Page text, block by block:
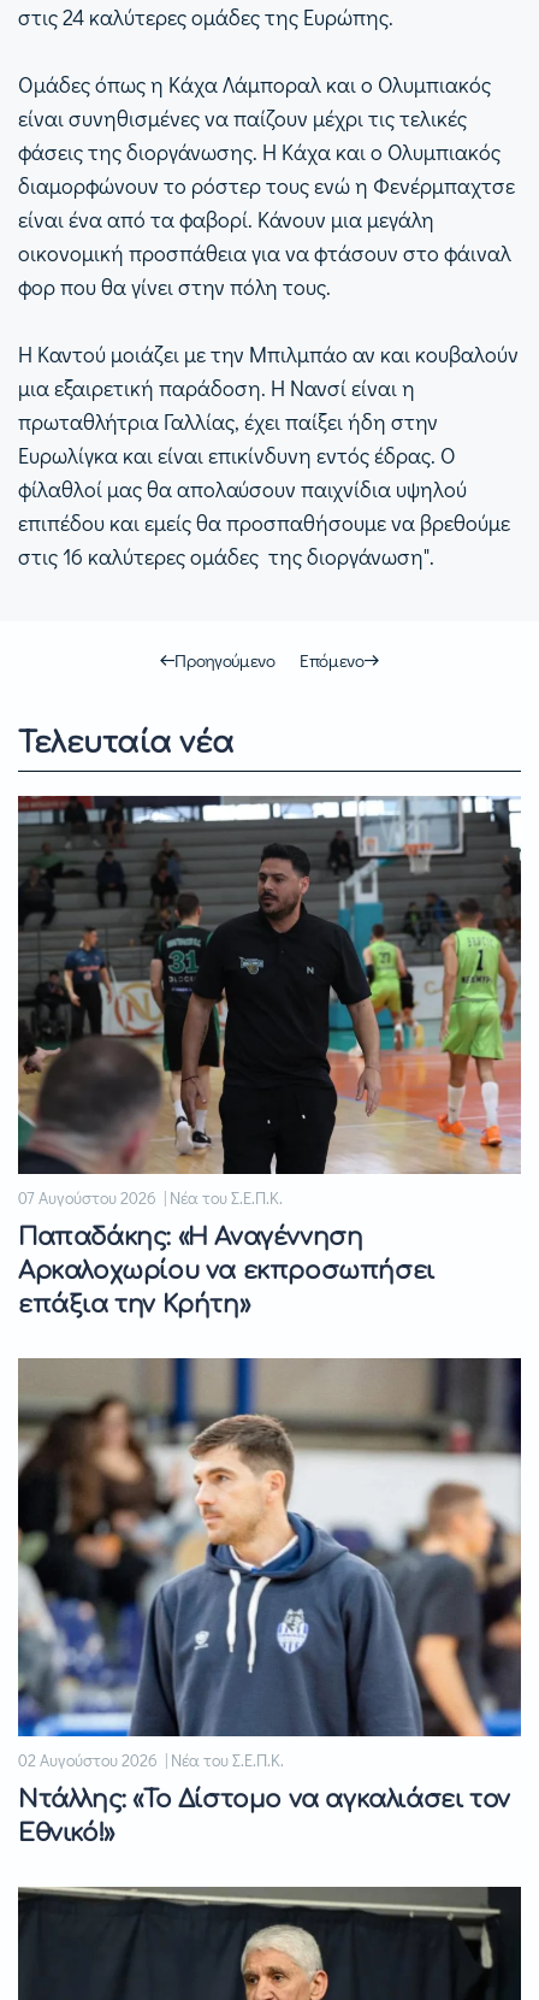
στις 24 καλύτερες ομάδες της Ευρώπης.
Ομάδες όπως η Κάχα Λάμποραλ και ο Ολυμπιακός
είναι συνηθισμένες να παίζουν μέχρι τις τελικές
φάσεις της διοργάνωσης. Η Κάχα και ο Ολυμπιακός
διαμορφώνουν το ρόστερ τους ενώ η Φενέρμπαχτσε
είναι ένα από τα φαβορί. Κάνουν μια μεγάλη
οικονομική προσπάθεια για να φτάσουν στο φάιναλ
φορ που θα γίνει στην πόλη τους.
Η Καντού μοιάζει με την Μπιλμπάο αν και κουβαλούν
μια εξαιρετική παράδοση. Η Νανσί είναι η
πρωταθλήτρια Γαλλίας, έχει παίξει ήδη στην
Ευρωλίγκα και είναι επικίνδυνη εντός έδρας. Ο
φίλαθλοί μας θα απολαύσουν παιχνίδια υψηλού
επιπέδου και εμείς θα προσπαθήσουμε να βρεθούμε
στις 16 καλύτερες ομάδες της διοργάνωση".
Προηγούμενο Επόμενο
Τελευταία νέα
07 Αυγούστου 2026 | Νέα του Σ.Ε.Π.Κ.
Παπαδάκης: «Η Αναγέννηση
Αρκαλοχωρίου να εκπροσωπήσει
επάξια την Κρήτη»
02 Αυγούστου 2026 | Νέα του Σ.Ε.Π.Κ.
Ντάλλης: «Το Δίστομο να αγκαλιάσει τον
Εθνικό!»